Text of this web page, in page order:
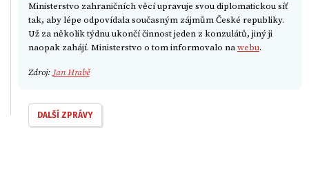
Ministerstvo zahraničních věcí upravuje svou diplomatickou síť
tak, aby lépe odpovídala současným zájmům České republiky.
Už za několik týdnu ukončí činnost jeden z konzulátů, jiný ji
naopak zahájí. Ministerstvo o tom informovalo nawebu.
Zdroj: Jan Hrabě
DALŠÍ ZPRÁVY